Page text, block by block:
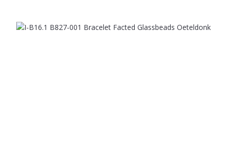
Ignorer la galerie d'images